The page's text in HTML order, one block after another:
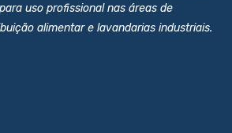
uso profissional nas áreas de
alimentar e lavandarias industriais.